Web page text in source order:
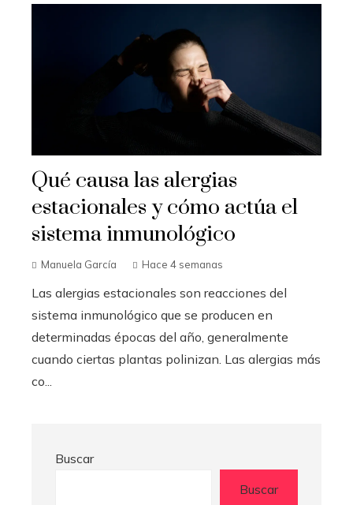
Qué causa las alergias
estacionales y cómo actúa el
sistema inmunológico
Manuela García Hace 4 semanas
Las alergias estacionales son reacciones del
sistema inmunológico que se producen en
determinadas épocas del año, generalmente
cuando ciertas plantas polinizan. Las alergias más
co...
Buscar
Buscar